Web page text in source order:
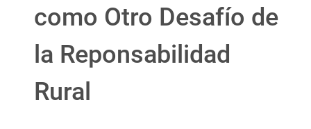
como Otro Desafío de
la Reponsabilidad
Rural